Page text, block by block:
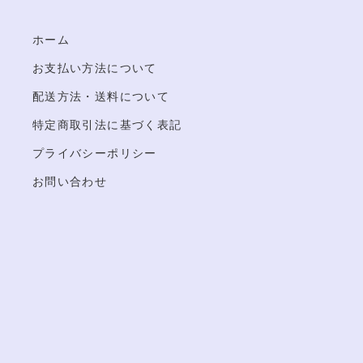
ホーム
お支払い方法について
配送方法・送料について
特定商取引法に基づく表記
プライバシーポリシー
お問い合わせ